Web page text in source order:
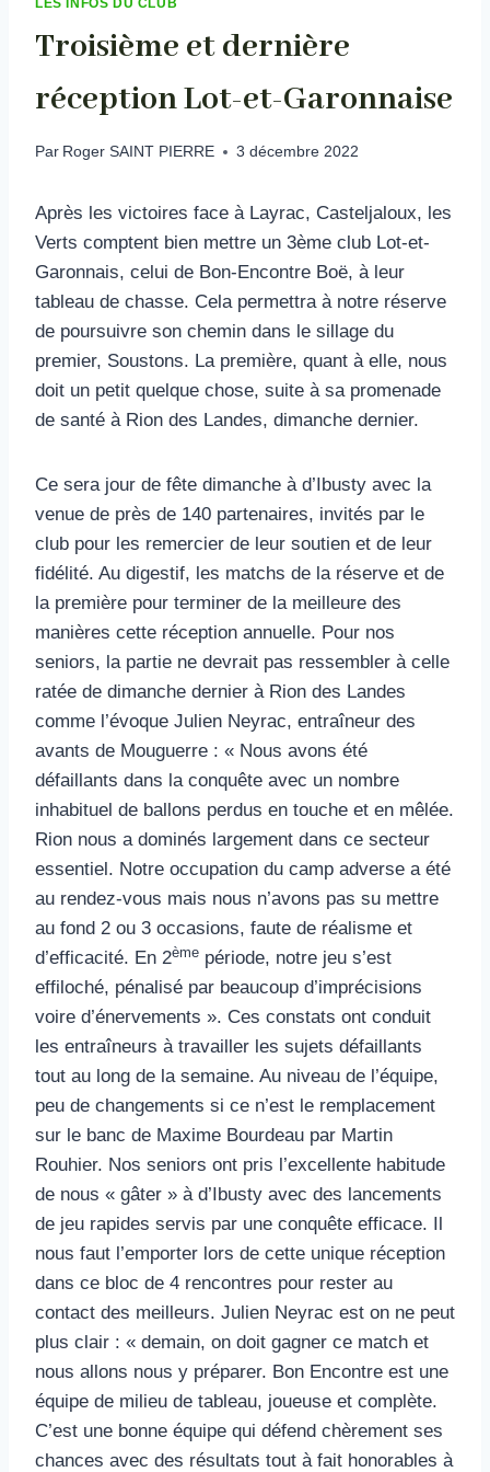
Troisième et dernière
réception Lot-et-Garonnaise
Par Roger SAINT PIERRE 3 décembre 2022
Après les victoires face à Layrac, Casteljaloux, les
Verts comptent bien mettre un 3ème club Lot-et-
Garonnais, celui de Bon-Encontre Boë, à leur
tableau de chasse. Cela permettra à notre réserve
de poursuivre son chemin dans le sillage du
premier, Soustons. La première, quant à elle, nous
doit un petit quelque chose, suite à sa promenade
de santé à Rion des Landes, dimanche dernier.
Ce sera jour de fête dimanche à d’Ibusty avec la
venue de près de 140 partenaires, invités par le
club pour les remercier de leur soutien et de leur
fidélité. Au digestif, les matchs de la réserve et de
la première pour terminer de la meilleure des
manières cette réception annuelle. Pour nos
seniors, la partie ne devrait pas ressembler à celle
ratée de dimanche dernier à Rion des Landes
comme l’évoque Julien Neyrac, entraîneur des
avants de Mouguerre : « Nous avons été
défaillants dans la conquête avec un nombre
inhabituel de ballons perdus en touche et en mêlée.
Rion nous a dominés largement dans ce secteur
essentiel. Notre occupation du camp adverse a été
au rendez-vous mais nous n’avons pas su mettre
au fond 2 ou 3 occasions, faute de réalisme et
d’efficacité. En 2ème période, notre jeu s’est
effiloché, pénalisé par beaucoup d’imprécisions
voire d’énervements ». Ces constats ont conduit
les entraîneurs à travailler les sujets défaillants
tout au long de la semaine. Au niveau de l’équipe,
peu de changements si ce n’est le remplacement
sur le banc de Maxime Bourdeau par Martin
Rouhier. Nos seniors ont pris l’excellente habitude
de nous « gâter » à d’Ibusty avec des lancements
de jeu rapides servis par une conquête efficace. Il
nous faut l’emporter lors de cette unique réception
dans ce bloc de 4 rencontres pour rester au
contact des meilleurs. Julien Neyrac est on ne peut
plus clair : « demain, on doit gagner ce match et
nous allons nous y préparer. Bon Encontre est une
équipe de milieu de tableau, joueuse et complète.
C’est une bonne équipe qui défend chèrement ses
chances avec des résultats tout à fait honorables à